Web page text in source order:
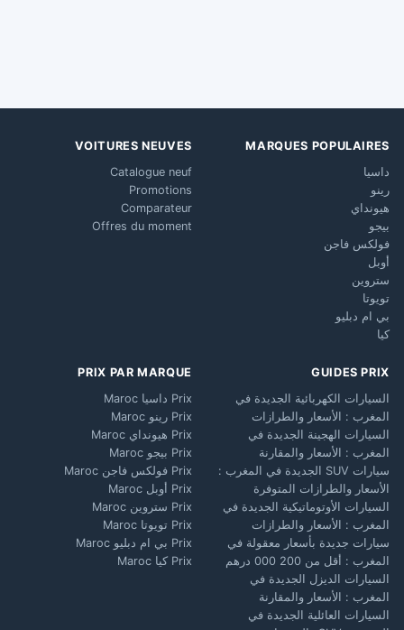
MARQUES POPULAIRES
داسيا
رينو
هيونداي
بيجو
فولكس فاجن
أوبل
ستروين
تويوتا
بي ام دبليو
كيا
VOITURES NEUVES
Catalogue neuf
Promotions
Comparateur
Offres du moment
GUIDES PRIX
السيارات الكهربائية الجديدة في
المغرب : الأسعار والطرازات
السيارات الهجينة الجديدة في
المغرب : الأسعار والمقارنة
سيارات SUV الجديدة في المغرب :
الأسعار والطرازات المتوفرة
السيارات الأوتوماتيكية الجديدة في
المغرب : الأسعار والطرازات
سيارات جديدة بأسعار معقولة في
المغرب : أقل من 200 000 درهم
السيارات الديزل الجديدة في
المغرب : الأسعار والمقارنة
السيارات العائلية الجديدة في
PRIX PAR MARQUE
Prix داسيا Maroc
Prix رينو Maroc
Prix هيونداي Maroc
Prix بيجو Maroc
Prix فولكس فاجن Maroc
Prix أوبل Maroc
Prix ستروين Maroc
Prix تويوتا Maroc
Prix بي ام دبليو Maroc
Prix كيا Maroc